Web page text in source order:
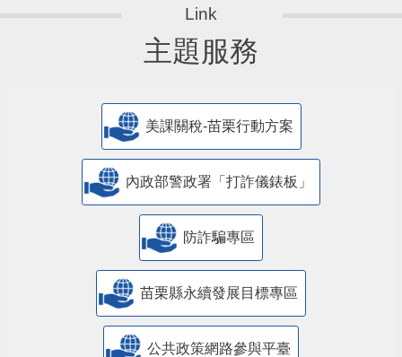
主題服務
美課關稅-苗栗行動方案
內政部警政署「打詐儀錶板」
防詐騙專區
苗栗縣永續發展目標專區
公共政策網路參與平臺